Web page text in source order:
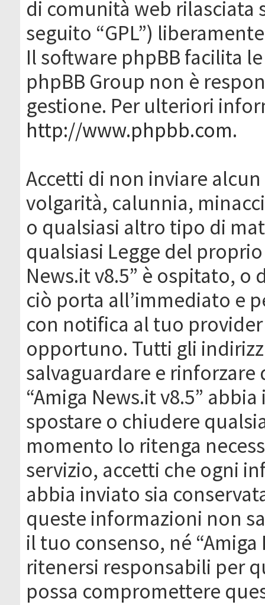
di comunità web rilasciata
seguito “GPL”)
Il software phpBB facilita
phpBB Group non è
gestione. Per ulteriori
http://www.phpbb.com.
Accetti di non inviare
volgarità, calunnia,
o qualsiasi altro tipo di
qualsiasi Legge del
News.it v8.5” è ospitato, o
ciò porta all’immediato e
con notifica al tuo
opportuno. Tutti gli
salvaguardare e
“Amiga News.it v8.5”
spostare o chiudere
momento lo ritenga
servizio, accetti che ogni
abbia inviato sia
queste informazioni non
il tuo consenso, né
ritenersi responsabili per
possa compromettere